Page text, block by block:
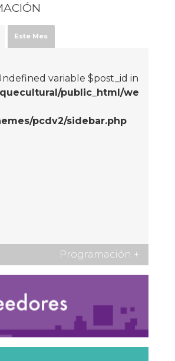
Este Mes
variable $post_id in
public_html/we
pcdv2/sidebar.php
Programación +